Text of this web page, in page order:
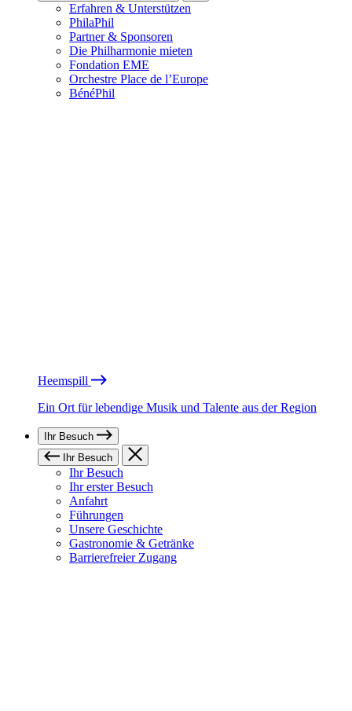
Erfahren & Unterstützen
PhilaPhil
Partner & Sponsoren
Die Philharmonie mieten
Fondation EME
Orchestre Place de l’Europe
BénéPhil
Heemspill
Ein Ort für lebendige Musik und Talente aus der Region
Ihr Besuch
Ihr Besuch
Ihr Besuch
Ihr erster Besuch
Anfahrt
Führungen
Unsere Geschichte
Gastronomie & Getränke
Barrierefreier Zugang